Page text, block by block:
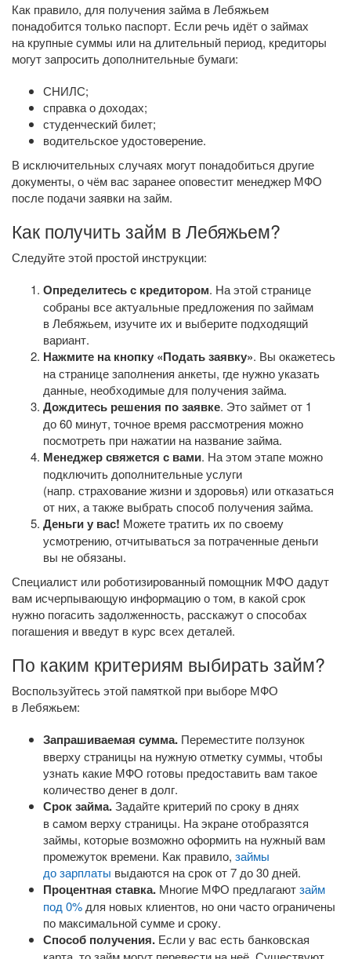
Как правило, для получения займа в Лебяжьем
понадобится только паспорт. Если речь идёт о займах
на крупные суммы или на длительный период, кредиторы
могут запросить дополнительные бумаги:
СНИЛС;
справка о доходах;
студенческий билет;
водительское удостоверение.
В исключительных случаях могут понадобиться другие
документы, о чём вас заранее оповестит менеджер МФО
после подачи заявки на займ.
Как получить займ в Лебяжьем?
Следуйте этой простой инструкции:
Определитесь с кредитором. На этой странице
собраны все актуальные предложения по займам
в Лебяжьем, изучите их и выберите подходящий
вариант.
Нажмите на кнопку «Подать заявку». Вы окажетесь
на странице заполнения анкеты, где нужно указать
данные, необходимые для получения займа.
Дождитесь решения по заявке. Это займет от 1
до 60 минут, точное время рассмотрения можно
посмотреть при нажатии на название займа.
Менеджер свяжется с вами. На этом этапе можно
подключить дополнительные услуги
(напр. страхование жизни и здоровья) или отказаться
от них, а также выбрать способ получения займа.
Деньги у вас! Можете тратить их по своему
усмотрению, отчитываться за потраченные деньги
вы не обязаны.
Специалист или роботизированный помощник МФО дадут
вам исчерпывающую информацию о том, в какой срок
нужно погасить задолженность, расскажут о способах
погашения и введут в курс всех деталей.
По каким критериям выбирать займ?
Воспользуйтесь этой памяткой при выборе МФО
в Лебяжьем:
Запрашиваемая сумма. Переместите ползунок
вверху страницы на нужную отметку суммы, чтобы
узнать какие МФО готовы предоставить вам такое
количество денег в долг.
Срок займа.Задайте критерий по сроку в днях
в самом верху страницы. На экране отобразятся
займы, которые возможно оформить на нужный вам
промежуток времени. Как правило, займы
до зарплаты выдаются на срок от 7 до 30 дней.
Процентная ставка. Многие МФО предлагаютзайм
под 0% для новых клиентов, но они часто ограничены
по максимальной сумме и сроку.
Способ получения. Если у вас есть банковская